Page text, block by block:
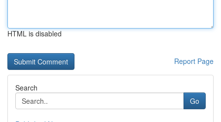
HTML is disabled
Report Page
Search
Go